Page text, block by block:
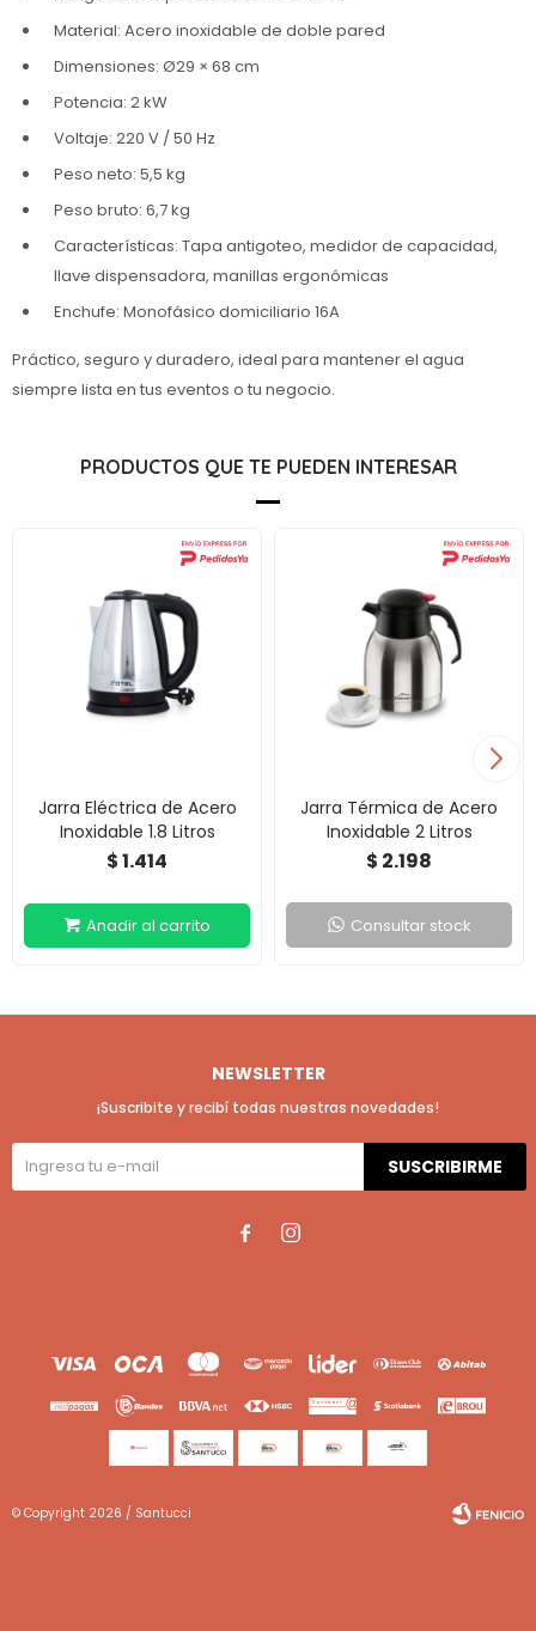
Material: Acero inoxidable de doble pared
Dimensiones: Ø29 × 68 cm
Potencia: 2 kW
Voltaje: 220 V / 50 Hz
Peso neto: 5,5 kg
Peso bruto: 6,7 kg
Características: Tapa antigoteo, medidor de capacidad,
llave dispensadora, manillas ergonómicas
Enchufe: Monofásico domiciliario 16A
Práctico, seguro y duradero, ideal para mantener el agua
siempre lista en tus eventos o tu negocio.
PRODUCTOS QUE TE PUEDEN INTERESAR
Jarra Eléctrica de Acero
Inoxidable 1.8 Litros
$1.414
Jarra Térmica de Acero
Inoxidable 2 Litros
$ 2.198
Consultar stock
NEWSLETTER
¡Suscribite y recibí todas nuestras novedades!
SUSCRIBIRME
 
© Copyright 2026 / Santucci